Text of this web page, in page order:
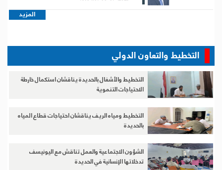
المزيد
التخطيط والتعاون الدولي
التخطيط والأشغال بالحديدة يناقشان استكمال خارطة
الاحتياجات التنموية
التخطيط ومياه الريف يناقشان احتياجات قطاع المياه
بالحديدة
الشؤون الاجتماعية والعمل تناقش مع اليونيسف
تدخلاتها الإنسانية في الحديدة